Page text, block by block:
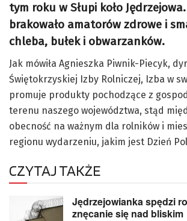
tym roku w Słupi koło
brakowało amatorów zdrowe i
chleba, bułek i obwarzanków.
Jak mówiła Agnieszka Piwnik-Piecyk,
Świętokrzyskiej Izby Rolniczej, Izba w
promuje produkty pochodzące z
terenu naszego województwa, stąd
obecność na ważnym dla rolników i
regionu wydarzeniu, jakim jest Dzień
CZYTAJ TAKŻE
Jędrzejowianka spędzi
znęcanie się nad bliskim